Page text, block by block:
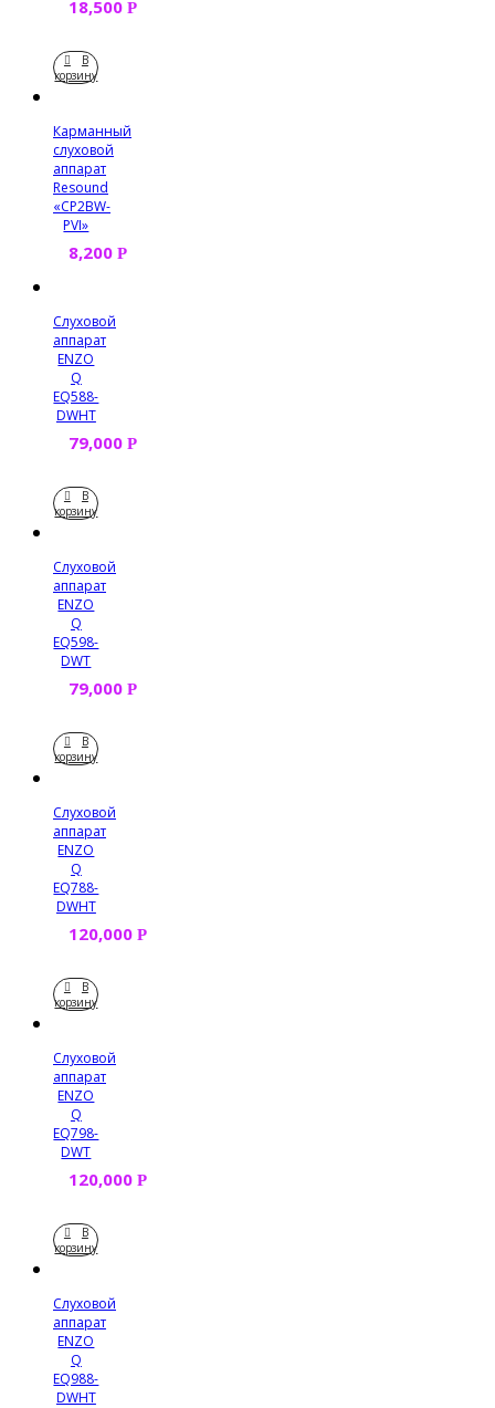
18,500 Р
В
корзину
Карманный
слуховой
аппарат
Resound
«CP2BW-
PVI»
8,200 Р
Слуховой
аппарат
ENZO
Q
EQ588-
DWHT
79,000 Р
В
корзину
Слуховой
аппарат
ENZO
Q
EQ598-
DWT
79,000 Р
В
корзину
Слуховой
аппарат
ENZO
Q
EQ788-
DWHT
120,000 Р
В
корзину
Слуховой
аппарат
ENZO
Q
EQ798-
DWT
120,000 Р
В
корзину
Слуховой
аппарат
ENZO
Q
EQ988-
DWHT